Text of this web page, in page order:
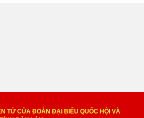
TỬ CỦA ĐOÀN ĐẠI BIỂU QUỐC HỘI VÀ